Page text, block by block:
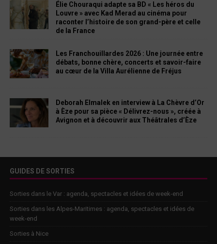
Élie Chouraqui adapte sa BD « Les héros du
Louvre » avec Kad Merad au cinéma pour
raconter l’histoire de son grand-père et celle
de la France
Les Franchouillardes 2026 : Une journée entre
débats, bonne chère, concerts et savoir-faire
au cœur de la Villa Aurélienne de Fréjus
Deborah Elmalek en interview à La Chèvre d’Or
à Èze pour sa pièce « Délivrez-nous », créée à
Avignon et à découvrir aux Théâtrales d’Èze
GUIDES DE SORTIES
Sorties dans le Var : agenda, spectacles et idées de week-end
Sorties dans les Alpes-Maritimes : agenda, spectacles et idées de
week-end
Sorties à Nice